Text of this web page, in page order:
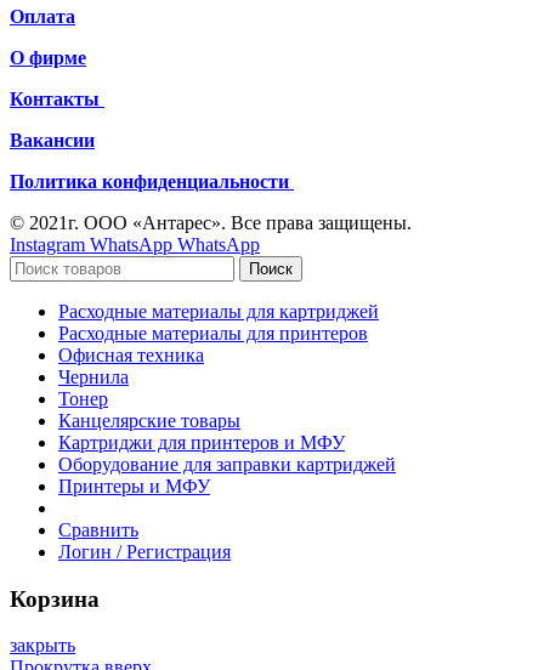
Оплата
О фирме
Контакты
Вакансии
Политика конфиденциальности
© 2021г. ООО «Антарес». Все права защищены.
Instagram WhatsApp WhatsApp
Поиск
Расходные материалы для картриджей
Расходные материалы для принтеров
Офисная техника
Чернила
Тонер
Канцелярские товары
Картриджи для принтеров и МФУ
Оборудование для заправки картриджей
Принтеры и МФУ
Сравнить
Логин / Регистрация
Корзина
закрыть